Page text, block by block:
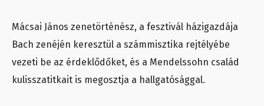
Mácsai János zenetörténész, a fesztivál házigazdája
Bach zenéjén keresztül a számmisztika rejtélyébe
vezeti be az érdeklődőket, és a Mendelssohn család
kulisszatitkait is megosztja a hallgatósággal.